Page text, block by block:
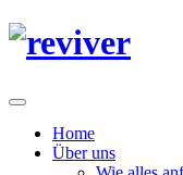
Home
Über uns